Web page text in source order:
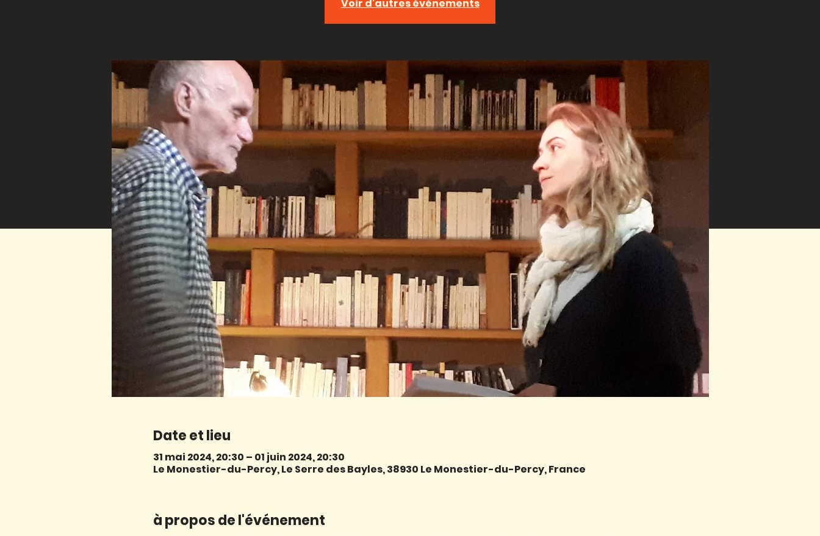
Voir d'autres événements
Date et lieu
31 mai 2024, 20:30 – 01 juin 2024, 20:30
Le Monestier-du-Percy, Le Serre des Bayles, 38930 Le Monestier-du-Percy, France
à propos de l'événement